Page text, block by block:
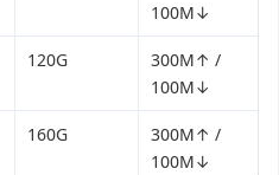
100M↓
120G
300M↑ /
100M↓
160G
300M↑ /
100M↓